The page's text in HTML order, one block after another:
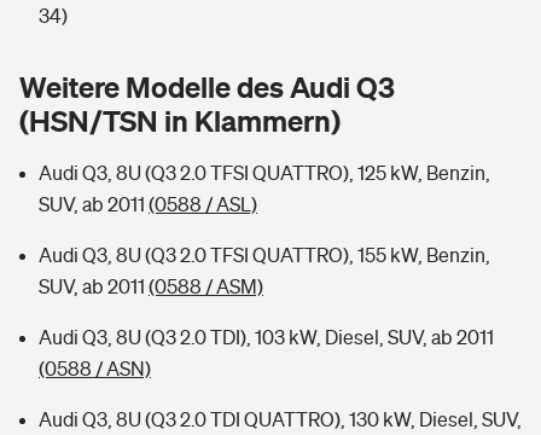
Tools
Hochwasser-Check: Wie gefährdet ist Ihr Haus?
Sie haben Fragen?
Handyversicherung
Private Cyberversicherung
Zur Übersicht
Tools
Kinderunfall-Check: Mehr Sicherheit für deine Kids
Rentenrechner: Wie viel Geld bekomme ich im Alter?
34)
Weitere Modelle des Audi Q3
(HSN/TSN in Klammern)
Audi Q3, 8U (Q3 2.0 TFSI QUATTRO), 125 kW, Benzin,
SUV, ab 2011 (0588 / ASL)
Audi Q3, 8U (Q3 2.0 TFSI QUATTRO), 155 kW, Benzin,
SUV, ab 2011 (0588 / ASM)
Audi Q3, 8U (Q3 2.0 TDI), 103 kW, Diesel, SUV, ab 2011
(0588 / ASN)
Audi Q3, 8U (Q3 2.0 TDI QUATTRO), 130 kW, Diesel, SUV,